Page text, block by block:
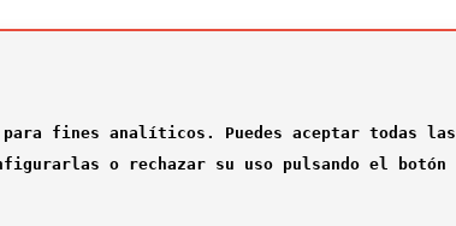
fines analíticos. Puedes aceptar todas las
o rechazar su uso pulsando el botón